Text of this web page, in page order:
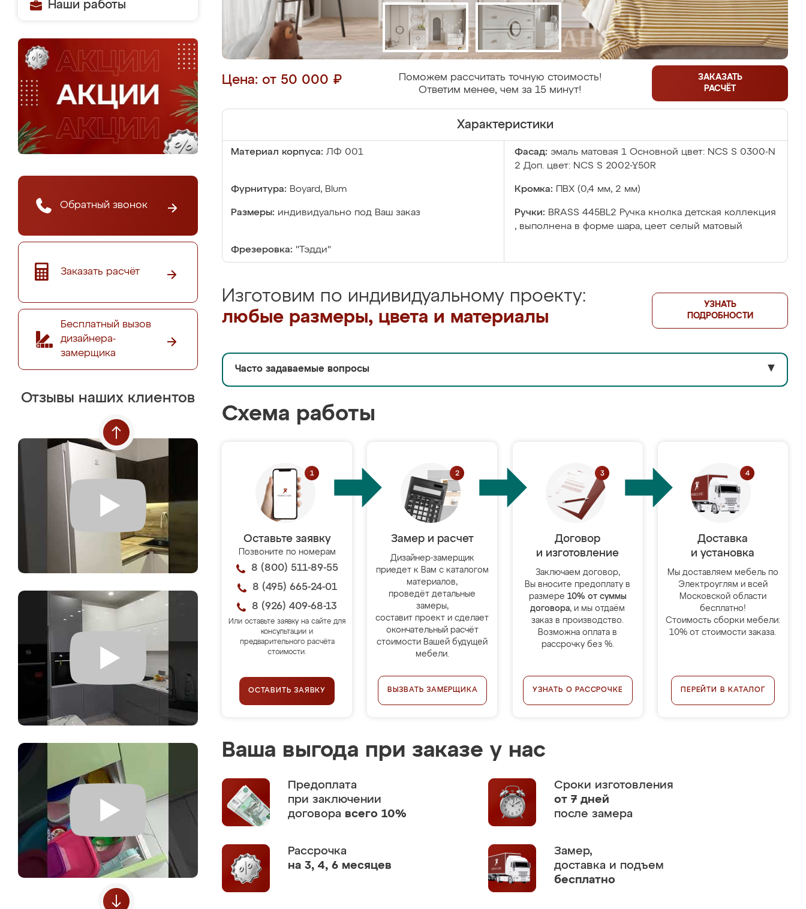
Наши работы
Обратный звонок
Заказать расчёт
Бесплатный вызов
дизайнера-
замерщика
Отзывы наших клиентов
Цена: от 50 000 ₽
Поможем рассчитать точную стоимость!
Ответим менее, чем за 15 минут!
ЗАКАЗАТЬ
РАСЧЁТ
Характеристики
Материал корпуса: ЛФ 001 Фасад: эмаль матовая 1 Основной цвет: NCS S 0300-N
2 Доп. цвет: NCS S 2002-Y50R
Фурнитура: Boyard, Blum Кромка: ПВХ (0,4 мм, 2 мм)
Размеры: индивидуально под Ваш заказ Ручки: BRASS 445BL2 Ручка кнолка детская коллекция
, выполнена в форме шара, цеет селый матовый
Фрезеровка: "Тэдди"
Изготовим по индивидуальному проекту:
любые размеры, цвета и материалы
УЗНАТЬ
ПОДРОБНОСТИ
Часто задаваемые вопросы ▼
Схема работы
Оставьте заявку
Позвоните по номерам
8 (800) 511-89-55
8 (495) 665-24-01
8 (926) 409-68-13
Или оставьте заявку на сайте для
консультации и
предварительного расчёта
стоимости.
ОСТАВИТЬ ЗАЯВКУ
Замер и расчет
Дизайнер-замерщик
приедет к Вам с каталогом
материалов,
проведёт детальные
замеры,
составит проект и сделает
окончательный расчёт
стоимости Вашей будущей
мебели.
ВЫЗВАТЬ ЗАМЕРЩИКА
Договор
и изготовление
Заключаем договор,
Вы вносите предоплату в
размере 10% от суммы
договора, и мы отдаём
заказ в производство.
Возможна оплата в
рассрочку без %.
УЗНАТЬ О РАССРОЧКЕ
Доставка
и установка
Мы доставляем мебель по
Электроуглям и всей
Московской области
бесплатно!
Стоимость сборки мебели:
10% от стоимости заказа.
ПЕРЕЙТИ В КАТАЛОГ
Ваша выгода при заказе у нас
Предоплата
при заключении
договора всего 10%
Сроки изготовления
от 7 дней
после замера
Рассрочка
на 3, 4, 6 месяцев
Замер,
доставка и подъем
бесплатно